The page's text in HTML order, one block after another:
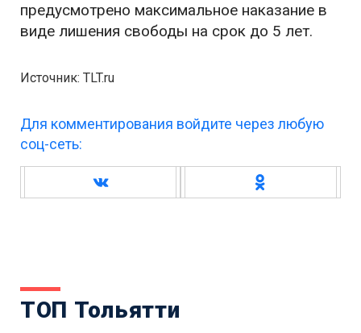
предусмотрено максимальное наказание в
виде лишения свободы на срок до 5 лет.
Источник: TLT.ru
Для комментирования войдите через любую
соц-сеть:
ТОП Тольятти